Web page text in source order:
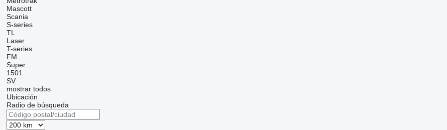
Mascott
Scania
S-series
TL
Laser
T-series
FM
Super
1501
SV
mostrar todos
Ubicación
Radio de búsqueda